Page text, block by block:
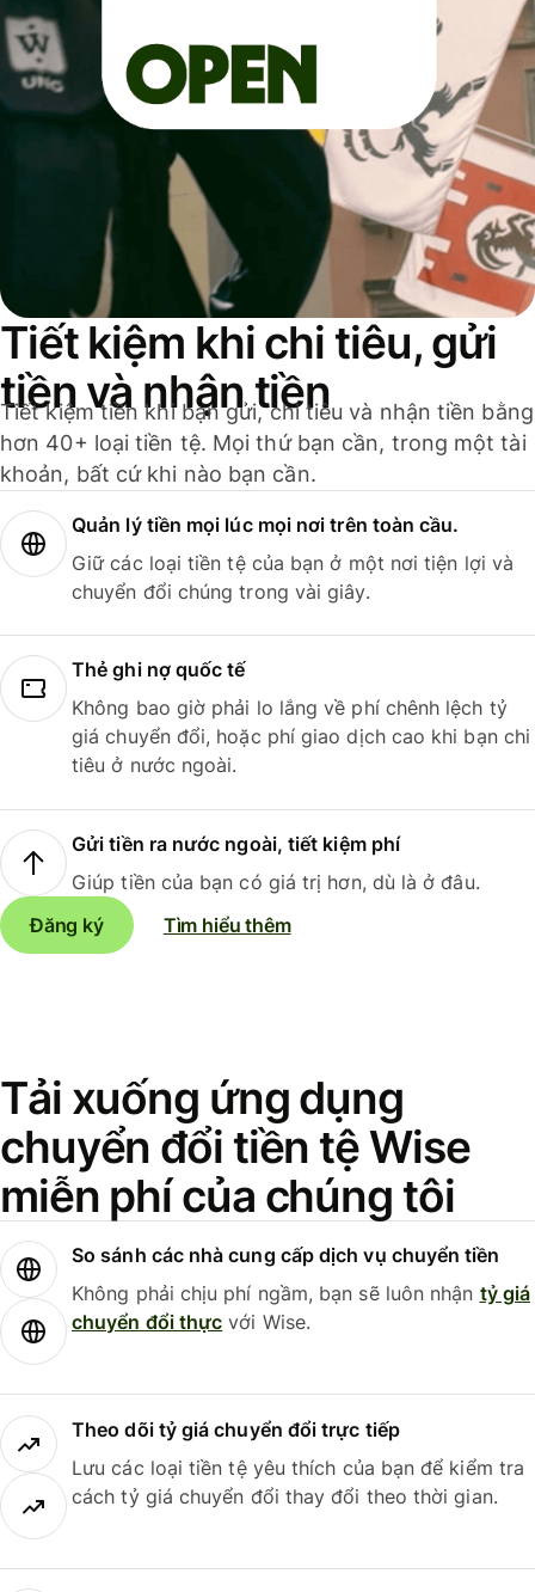
Tiết kiệm khi chi tiêu, gửi
tiền và nhận tiền
Tiết kiệm tiền khi bạn gửi, chi tiêu và nhận tiền bằng
hơn 40+ loại tiền tệ. Mọi thứ bạn cần, trong một tài
khoản, bất cứ khi nào bạn cần.
Quản lý tiền mọi lúc mọi nơi trên toàn cầu.
Giữ các loại tiền tệ của bạn ở một nơi tiện lợi và
chuyển đổi chúng trong vài giây.
Thẻ ghi nợ quốc tế
Không bao giờ phải lo lắng về phí chênh lệch tỷ
giá chuyển đổi, hoặc phí giao dịch cao khi bạn chi
tiêu ở nước ngoài.
Gửi tiền ra nước ngoài, tiết kiệm phí
Giúp tiền của bạn có giá trị hơn, dù là ở đâu.
Đăng ký
Tìm hiểu thêm
Tải xuống ứng dụng
chuyển đổi tiền tệ Wise
miễn phí của chúng tôi
So sánh các nhà cung cấp dịch vụ chuyển tiền
Không phải chịu phí ngầm, bạn sẽ luôn nhận tỷ giá
chuyển đổi thực với Wise.
Theo dõi tỷ giá chuyển đổi trực tiếp
Lưu các loại tiền tệ yêu thích của bạn để kiểm tra
cách tỷ giá chuyển đổi thay đổi theo thời gian.